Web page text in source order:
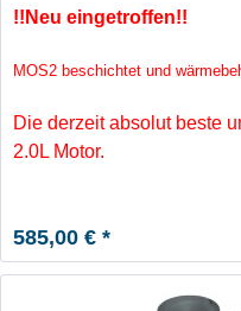
!!Neu eingetroffen!!
MOS2 beschichtet und
Die derzeit absolut beste
2.0L Motor.
585,00 € *